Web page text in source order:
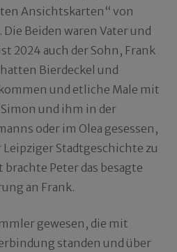
Ansichtskarten“ von
. Die Beiden waren Vater und
2024 auch der Sohn, Frank
Bierdeckel und
und etliche Male mit
und ihm in der
oder im Olea gesessen,
Stadtgeschichte zu
Peter das besagte
an Frank.
gewesen, die mit
standen und über